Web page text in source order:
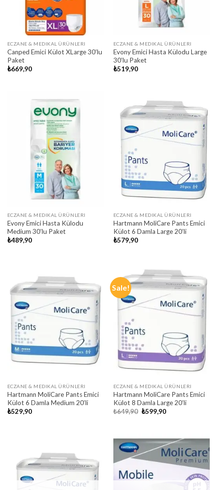
ECZANE & MEDIKAL ÜRÜNLERI
Canped Emici Külot XLarge 30’lu
Paket
₺669,90
ECZANE & MEDIKAL ÜRÜNLERI
Evony Emici Hasta Külodu Large
30’lu Paket
₺519,90
ECZANE & MEDIKAL ÜRÜNLERI
Evony Emici Hasta Külodu
Medium 30’lu Paket
₺489,90
ECZANE & MEDIKAL ÜRÜNLERI
Hartmann MoliCare Pants Emici
Külot 6 Damla Large 20’li
₺579,90
ECZANE & MEDIKAL ÜRÜNLERI
Hartmann MoliCare Pants Emici
Külot 6 Damla Medium 20’li
₺529,90
Sale!
ECZANE & MEDIKAL ÜRÜNLERI
Hartmann MoliCare Pants Emici
Külot 8 Damla Large 20’li
₺649,90 Original
₺599,90Current